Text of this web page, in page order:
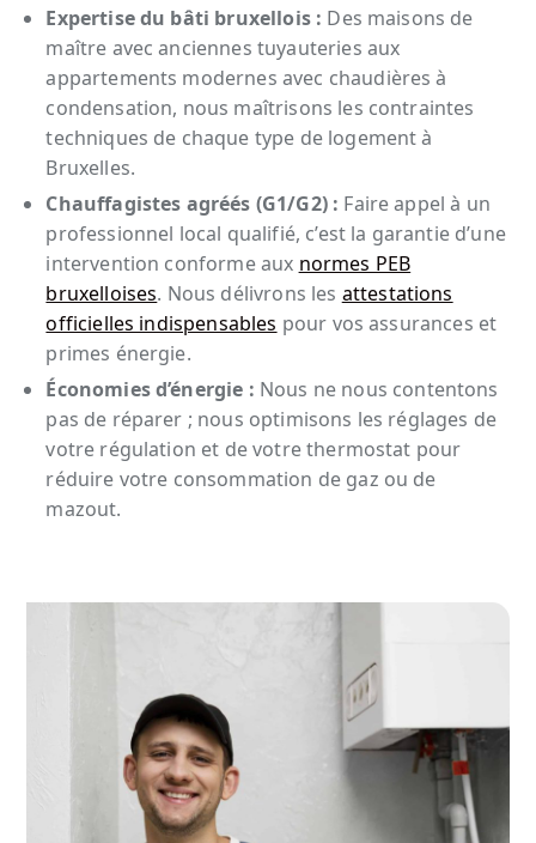
Expertise du bâti bruxellois : Des maisons de
maître avec anciennes tuyauteries aux
appartements modernes avec chaudières à
condensation, nous maîtrisons les contraintes
techniques de chaque type de logement à
Bruxelles.
Chauffagistes agréés (G1/G2) : Faire appel à un
professionnel local qualifié, c’est la garantie d’une
intervention conforme aux normes PEB
bruxelloises. Nous délivrons les attestations
officielles indispensables pour vos assurances et
primes énergie.
Économies d’énergie : Nous ne nous contentons
pas de réparer ; nous optimisons les réglages de
votre régulation et de votre thermostat pour
réduire votre consommation de gaz ou de
mazout.